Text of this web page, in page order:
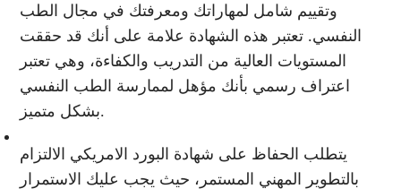
وتقييم شامل لمهاراتك ومعرفتك في مجال الطب
النفسي. تعتبر هذه الشهادة علامة على أنك قد حققت
المستويات العالية من التدريب والكفاءة، وهي تعتبر
اعتراف رسمي بأنك مؤهل لممارسة الطب النفسي
بشكل متميز.
يتطلب الحفاظ على شهادة البورد الامريكي الالتزام
بالتطوير المهني المستمر، حيث يجب عليك الاستمرار